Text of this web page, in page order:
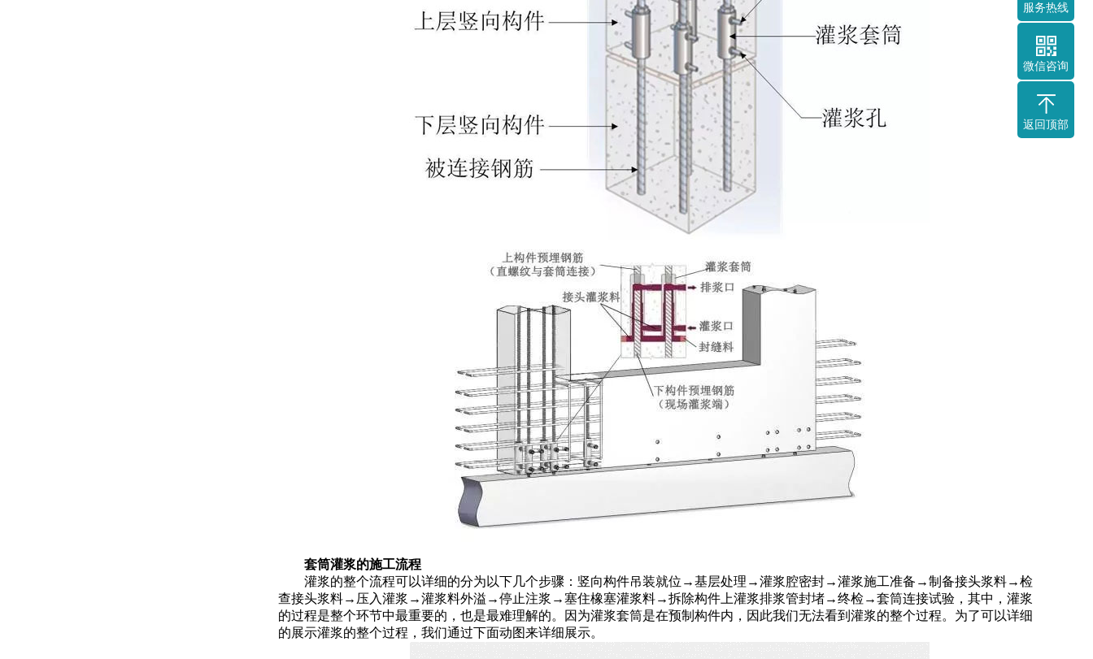
套筒灌浆的施工流程
灌浆的整个流程可以详细的分为以下几个步骤：竖向构件吊装就位→基层处理→灌浆腔密封→灌浆施工准备→制备接头浆料→检
查接头浆料→压入灌浆→灌浆料外溢→停止注浆→塞住橡塞灌浆料→拆除构件上灌浆排浆管封堵→终检→套筒连接试验，其中，灌浆
的过程是整个环节中最重要的，也是最难理解的。因为灌浆套筒是在预制构件内，因此我们无法看到灌浆的整个过程。为了可以详细
的展示灌浆的整个过程，我们通过下面动图来详细展示。
服务热线
微信咨询
返回顶部